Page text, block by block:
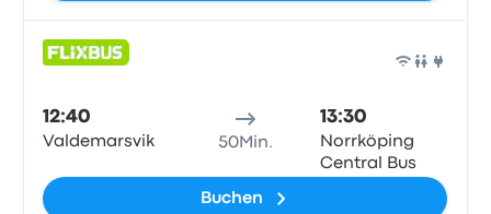
12:40
Valdemarsvik 50Min.
13:30
Norrköping
Central Bus
Buchen